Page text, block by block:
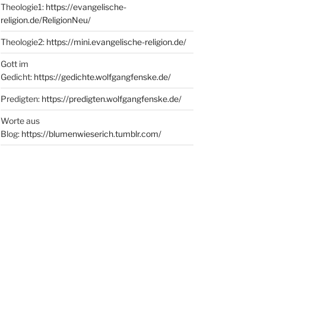
Theologie1: https://evangelische-
religion.de/ReligionNeu/
Theologie2: https://mini.evangelische-religion.de/
Gott im
Gedicht: https://gedichte.wolfgangfenske.de/
Predigten: https://predigten.wolfgangfenske.de/
Worte aus
Blog: https://blumenwieserich.tumblr.com/